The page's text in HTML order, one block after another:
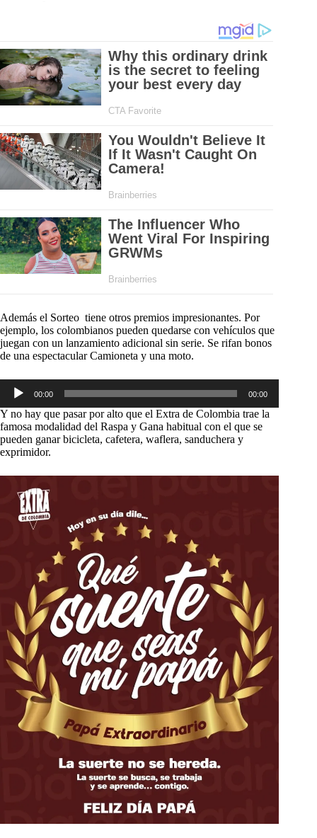
Además el Sorteo tiene otros premios impresionantes. Por
ejemplo, los colombianos pueden quedarse con vehículos que
juegan con un lanzamiento adicional sin serie. Se rifan bonos
de una espectacular Camioneta y una moto.
Reproductor
audio
00:00 00:00
Y no hay que pasar por alto que el Extra de Colombia trae la
famosa modalidad del Raspa y Gana habitual con el que se
pueden ganar bicicleta, cafetera, waflera, sanduchera y
exprimidor.